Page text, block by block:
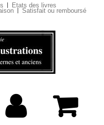
Etats des livres
Satisfait ou remboursé